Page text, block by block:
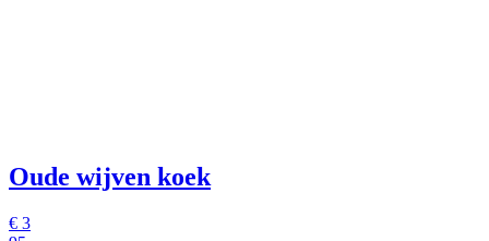
Oude wijven koek
€ 3